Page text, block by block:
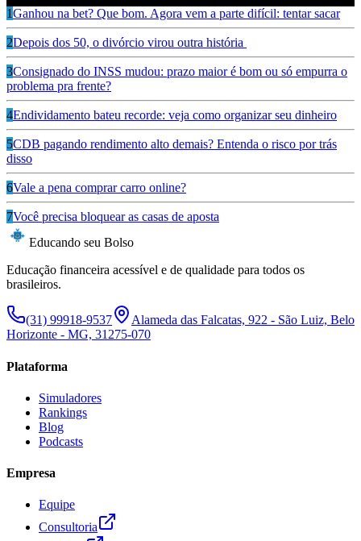
1Ganhou na bet? Que bom. Agora vem a parte difícil: tentar sacar
2Depois dos 50, o divórcio virou outra história
3Consignado do INSS mudou: prazo maior é bom ou só empurra o
problema pra frente?
4Endividamento bateu recorde: veja como organizar seu dinheiro
5CDB pagando rendimento alto demais? Entenda o risco por trás
disso
6Vale a pena comprar carro online?
7Você precisa bloquear as casas de aposta
Educando seu Bolso
Educação financeira acessível e de qualidade para todos os
brasileiros.
(31) 99918-9537
Alameda das Falcatas, 922 - São Luiz, Belo
Horizonte - MG, 31275-070
Plataforma
Simuladores
Rankings
Blog
Podcasts
Empresa
Equipe
Consultoria